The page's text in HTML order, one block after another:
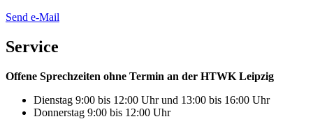
Send e-Mail
Service
Offene Sprechzeiten ohne Termin an der HTWK Leipzig
Dienstag 9:00 bis 12:00 Uhr und 13:00 bis 16:00 Uhr
Donnerstag 9:00 bis 12:00 Uhr